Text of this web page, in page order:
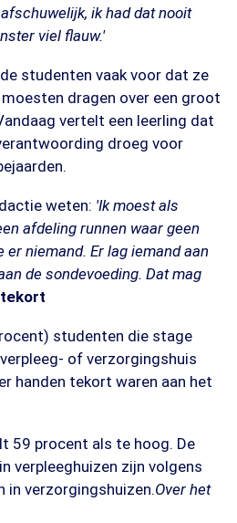
ik had dat nooit
viel flauw.'
studenten vaak voor dat ze
dragen over een groot
vertelt een leerling dat
droeg voor
weten: 'Ik moest als
afdeling runnen waar geen
er niemand. Er lag iemand aan
de sondevoeding. Dat mag
studenten die stage
of verzorgingshuis
handen tekort waren aan het
59 procent als te hoog. De
verpleeghuizen zijn volgens
in verzorgingshuizen.Over het